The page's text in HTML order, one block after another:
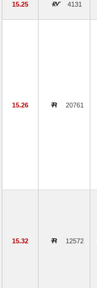
15.25 4131
15.26 20761
15.32 12572